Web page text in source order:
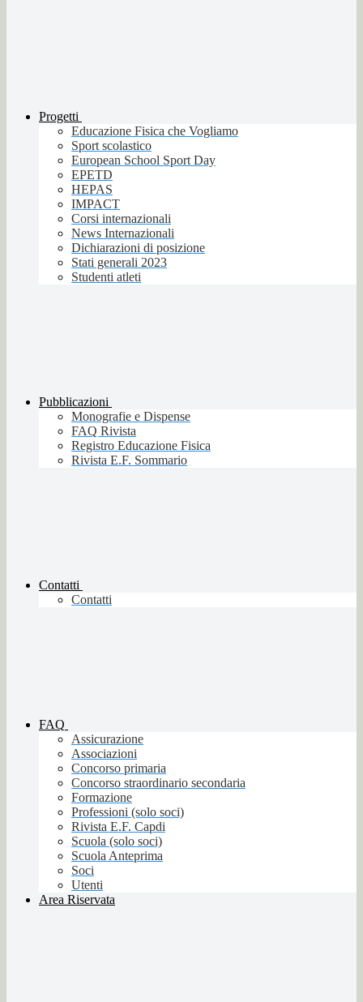
Progetti
Educazione Fisica che Vogliamo
Sport scolastico
European School Sport Day
EPETD
HEPAS
IMPACT
Corsi internazionali
News Internazionali
Dichiarazioni di posizione
Stati generali 2023
Studenti atleti
Pubblicazioni
Monografie e Dispense
FAQ Rivista
Registro Educazione Fisica
Rivista E.F. Sommario
Contatti
Contatti
FAQ
Assicurazione
Associazioni
Concorso primaria
Concorso straordinario secondaria
Formazione
Professioni (solo soci)
Rivista E.F. Capdi
Scuola (solo soci)
Scuola Anteprima
Soci
Utenti
Area Riservata